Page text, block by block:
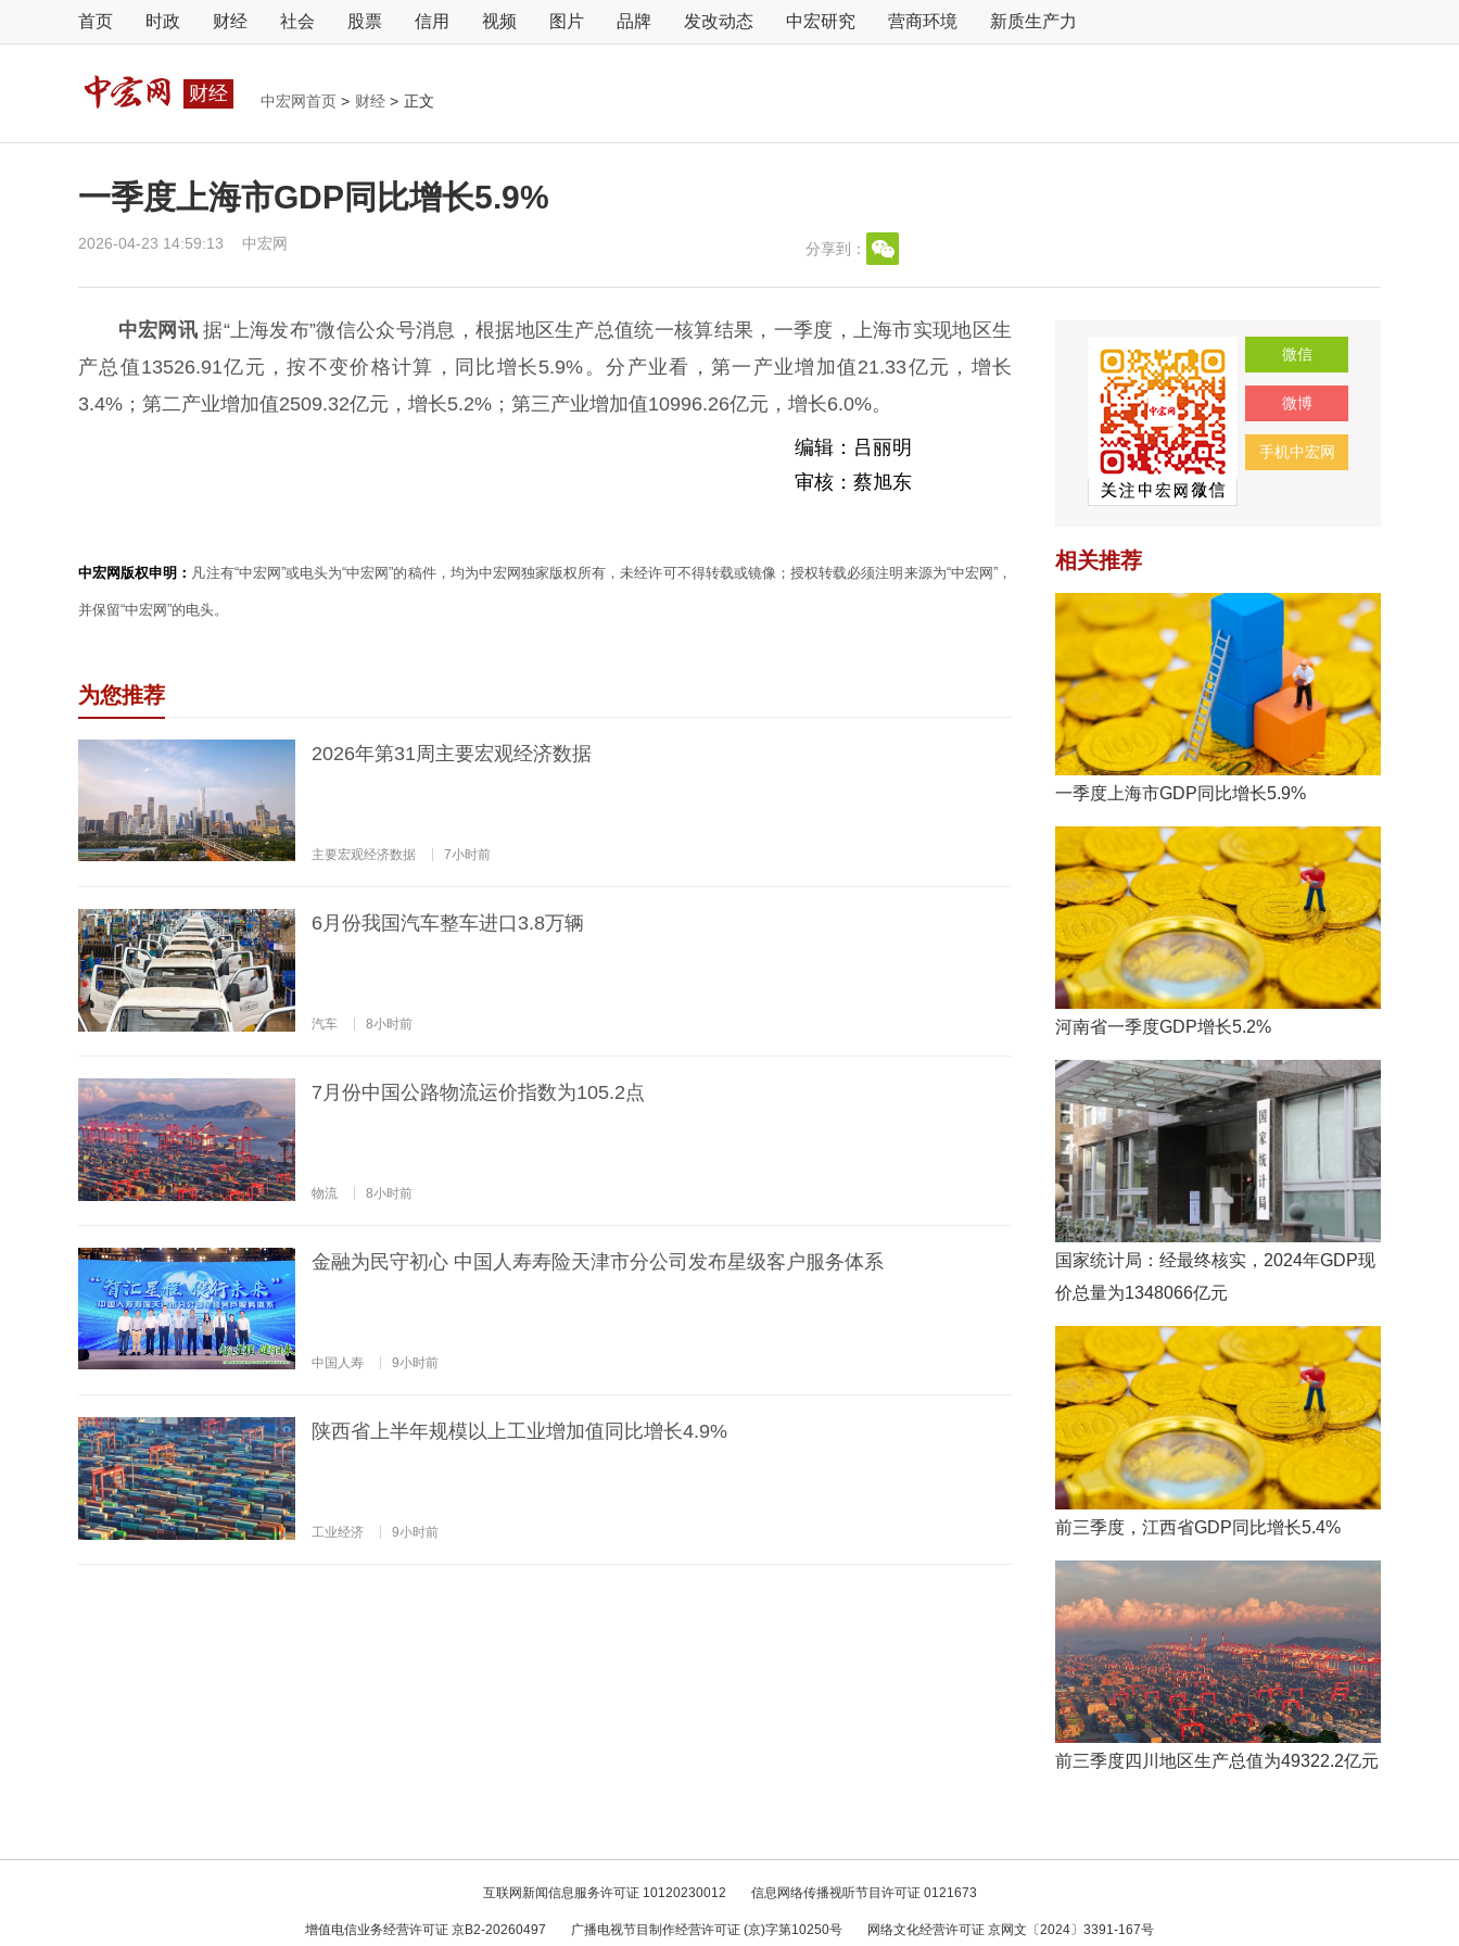
首页 时政 财经 社会 股票 信用 视频 图片 品牌 发改动态 中宏研究 营商环境 新质生产力
财经 中宏网首页 > 财经 > 正文
一季度上海市GDP同比增长5.9%
2026-04-23 14:59:13 中宏网 分享到：
中宏网讯据“上海发布”微信公众号消息，根据地区生产总值统一核算结果，一季度，上海市实现地区生
产总值13526.91亿元，按不变价格计算，同比增长5.9%。分产业看，第一产业增加值21.33亿元，增长
3.4%；第二产业增加值2509.32亿元，增长5.2%；第三产业增加值10996.26亿元，增长6.0%。
编辑：吕丽明
审核：蔡旭东
中宏网版权申明： 凡注有“中宏网”或电头为“中宏网”的稿件，均为中宏网独家版权所有，未经许可不得转载或镜像；授权转载必须注明来源为“中宏网”，
并保留“中宏网”的电头。
为您推荐
2026年第31周主要宏观经济数据
主要宏观经济数据 7小时前
6月份我国汽车整车进口3.8万辆
汽车 8小时前
7月份中国公路物流运价指数为105.2点
物流 8小时前
金融为民守初心 中国人寿寿险天津市分公司发布星级客户服务体系
中国人寿 9小时前
陕西省上半年规模以上工业增加值同比增长4.9%
工业经济 9小时前
微信
微博
手机中宏网
相关推荐
一季度上海市GDP同比增长5.9%
河南省一季度GDP增长5.2%
国家统计局：经最终核实，2024年GDP现
价总量为1348066亿元
前三季度，江西省GDP同比增长5.4%
前三季度四川地区生产总值为49322.2亿元
互联网新闻信息服务许可证 10120230012 信息网络传播视听节目许可证 0121673
增值电信业务经营许可证 京B2-20260497 广播电视节目制作经营许可证 (京)字第10250号 网络文化经营许可证 京网文〔2024〕3391-167号